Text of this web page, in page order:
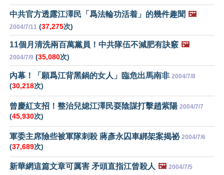
中共官方透露江澤民「爲法輪功活着」的幾件趣聞 🖼️
2004/7/11 (37,275次)
11個月清洗兩百萬黨員！中共隊伍不減肥有訣竅 🖼️
2004/7/9 (35,080次)
內幕！「願爲江背黑鍋的女人」臨危出馬南非 2004/7/8
(30,218次)
曾慶紅支招！整治兒媳江澤民耍陰謀打擊趙紫陽 2004/7/7
(45,930次)
軍委主席險些被軍隊刺殺 蔣彥永囚車綁架案揭祕 2004/7/6
(37,689次)
新華網這篇文章可厲害 矛頭直指江曾殺人 🖼️ 2004/7/5